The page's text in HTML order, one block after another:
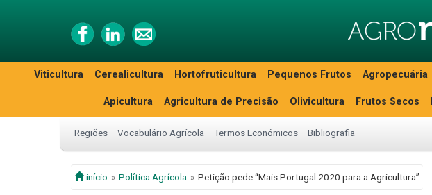
Viticultura Cerealicultura Hortofruticultura Pequenos Frutos Agropecuária
Apicultura Agricultura de Precisão Olivicultura Frutos Secos
Regiões Vocabulário Agrícola Termos Económicos Bibliografia
início Política Agrícola Petição pede “Mais Portugal 2020 para a Agricultura”